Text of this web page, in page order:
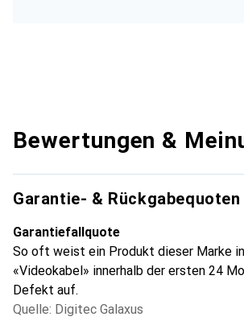
Bewertungen &
Garantie- & Rückgabequoten
Garantiefallquote
So oft weist ein Produkt dieser Marke
«Videokabel» innerhalb der ersten 24
Defekt auf.
Quelle: Digitec Galaxus